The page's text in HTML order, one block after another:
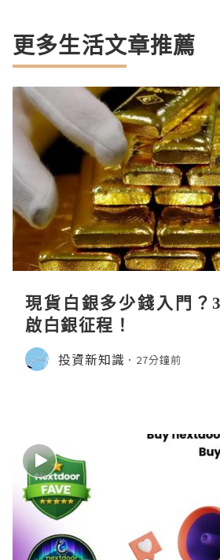
更多生活文章推薦
現貨白銀多少錢入門？
啟白銀征程！
投資新知識 27分鐘前